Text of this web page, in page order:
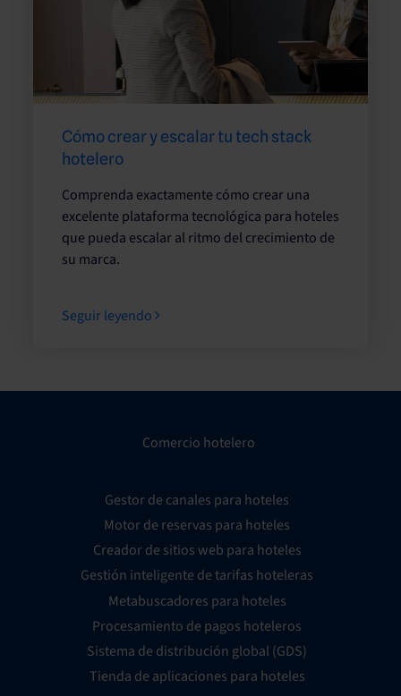
Cómo crear y escalar tu tech stack
hotelero
Comprenda exactamente cómo crear una
excelente plataforma tecnológica para hoteles
que pueda escalar al ritmo del crecimiento de
su marca.
Seguir leyendo
Comercio hotelero
Gestor de canales para hoteles
Motor de reservas para hoteles
Creador de sitios web para hoteles
Gestión inteligente de tarifas hoteleras
Metabuscadores para hoteles
Procesamiento de pagos hoteleros
Sistema de distribución global (GDS)
Tienda de aplicaciones para hoteles